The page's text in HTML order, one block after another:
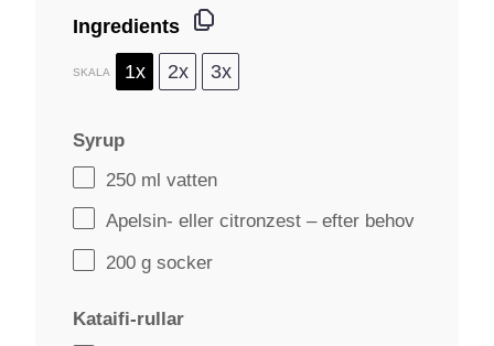
Ingredients
SKALA 1x 2x 3x
Syrup
250 ml vatten
Apelsin- eller citronzest – efter behov
200 g socker
Kataifi-rullar